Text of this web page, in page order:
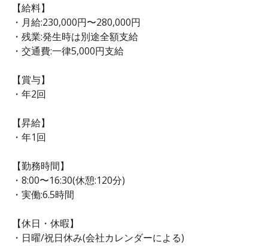
【給料】
・月給:230,000円〜280,000円
・残業:発生時は別途全額支給
・交通費:一律5,000円支給
【賞与】
・年2回
【昇給】
・年1回
【勤務時間】
・8:00〜16:30(休憩:120分)
・実働:6.5時間
【休日・休暇】
・日曜/祝日休み(会社カレンダーによる)